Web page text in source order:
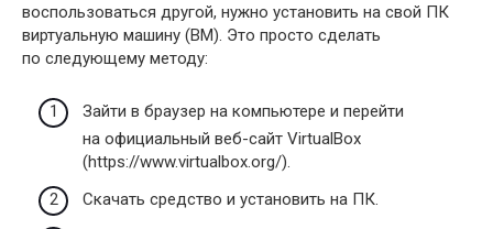
воспользоваться другой, нужно установить на свой ПК
виртуальную машину (ВМ). Это просто сделать
по следующему методу:
Зайти в браузер на компьютере и перейти
на официальный веб-сайт VirtualBox
(https://www.virtualbox.org/).
Скачать средство и установить на ПК.